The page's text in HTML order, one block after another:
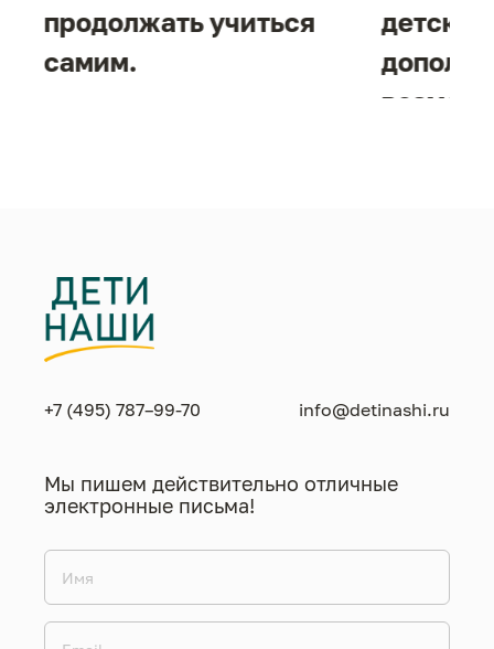
продолжать учиться
самим.
+7 (495) 787–99-70 info@detinashi.ru
Мы пишем действительно отличные
электронные письма!